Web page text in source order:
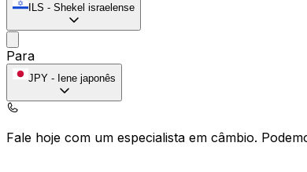
ILS - Shekel israelense
Para
JPY - Iene japonês
Fale hoje com um especialista em câmbio.